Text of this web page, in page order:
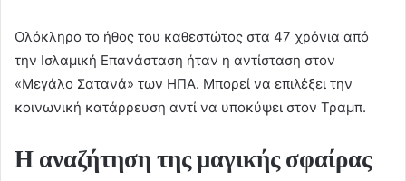
Ολόκληρο το ήθος του καθεστώτος στα 47 χρόνια από
την Ισλαμική Επανάσταση ήταν η αντίσταση στον
«Μεγάλο Σατανά» των ΗΠΑ. Μπορεί να επιλέξει την
κοινωνική κατάρρευση αντί να υποκύψει στον Τραμπ.
Η αναζήτηση της μαγικής σφαίρας